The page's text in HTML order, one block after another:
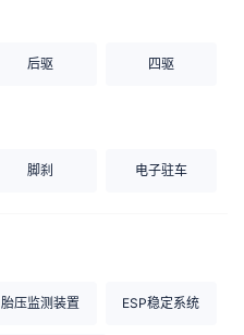
后驱 四驱
脚刹 电子驻车
胎压监测装置 ESP稳定系统